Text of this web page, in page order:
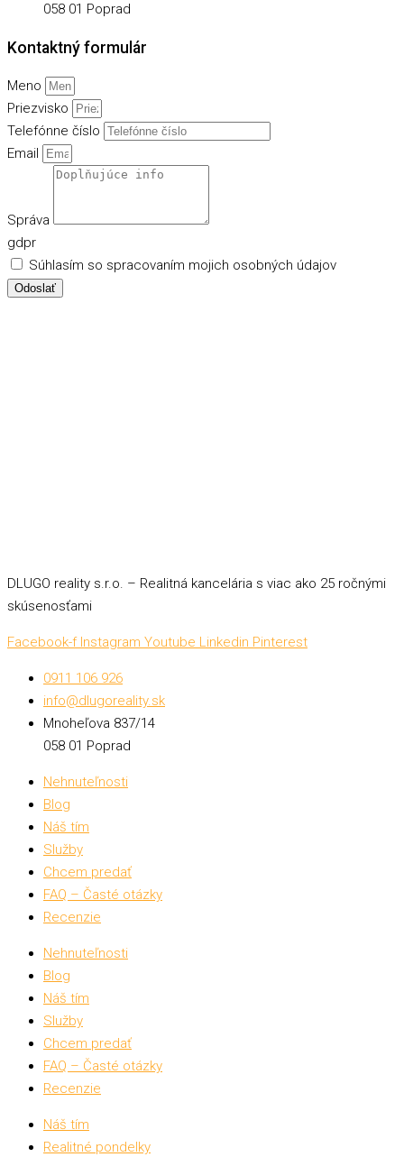
058 01 Poprad
Kontaktný formulár
Meno
Priezvisko
Telefónne číslo
Email
Správa
gdpr
Súhlasím so spracovaním mojich osobných údajov
Odoslať
DLUGO reality s.r.o. – Realitná kancelária s viac ako 25 ročnými
skúsenosťami
Facebook-f Instagram Youtube Linkedin Pinterest
0911 106 926
info@dlugoreality.sk
Mnoheľova 837/14
058 01 Poprad
Nehnuteľnosti
Blog
Náš tím
Služby
Chcem predať
FAQ – Časté otázky
Recenzie
Nehnuteľnosti
Blog
Náš tím
Služby
Chcem predať
FAQ – Časté otázky
Recenzie
Náš tím
Realitné pondelky